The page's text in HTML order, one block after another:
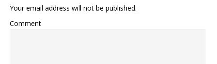
Your email address will not be published.
Comment